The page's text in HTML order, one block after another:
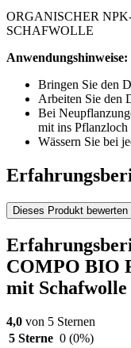
ORGANISCHER
SCHAFWOLLE
Anwendungshinweise:
Bringen Sie den
Arbeiten Sie den
Bei
mit ins
Wässern Sie bei
Dieses Produkt bewerten
COMPO BIO
mit Schafwolle
4,0 von 5 Sternen
5 Sterne 0 (0%)